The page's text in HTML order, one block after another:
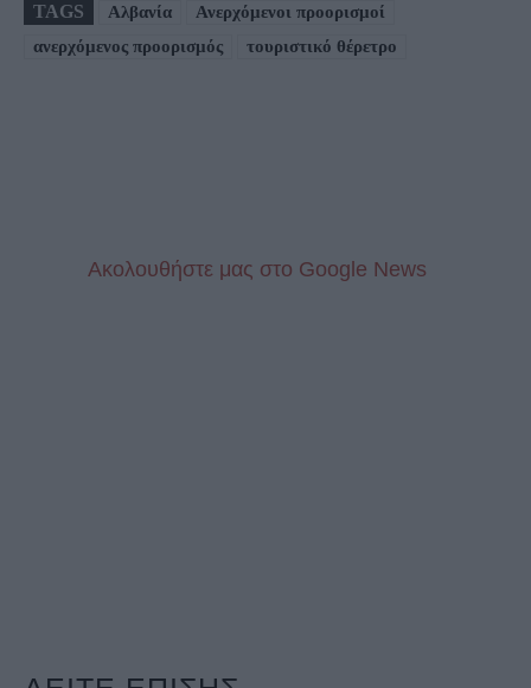
TAGS Αλβανία
Ανερχόμενοι προορισμοί
ανερχόμενος προορισμός
τουριστικό θέρετρο
Aκολουθήστε μας στo Google News